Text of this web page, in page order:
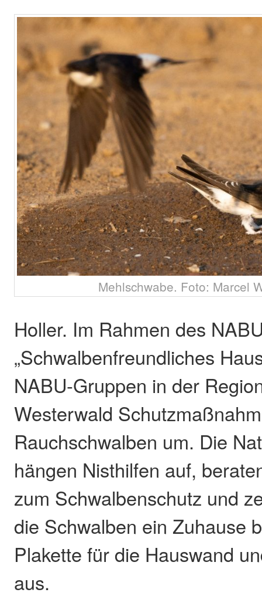
Mehlschwabe. Foto: Marcel
Holler. Im Rahmen des
„Schwalbenfreundliches
NABU-Gruppen in der
Westerwald
Rauchschwalben um. Die
hängen Nisthilfen auf,
zum Schwalbenschutz und
die Schwalben ein Zuhause
Plakette für die Hauswand
aus.